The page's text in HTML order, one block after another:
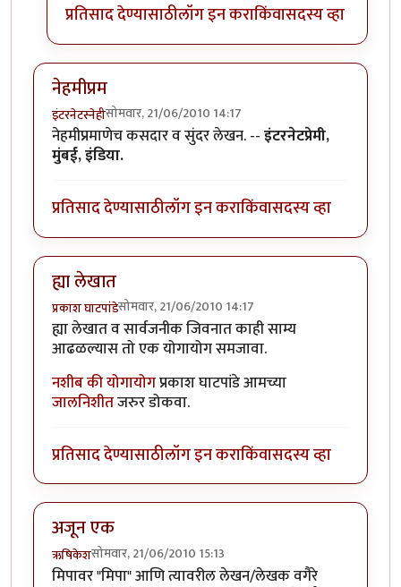
प्रतिसाद देण्यासाठीलॉग इन कराकिंवासदस्य व्हा
नेहमीप्रम
इंटरनेटस्नेहीसोमवार, 21/06/2010 14:17
नेहमीप्रमाणेच कसदार व सुंदर लेखन. --इंटरनेटप्रेमी,
मुंबई, इंडिया.
प्रतिसाद देण्यासाठीलॉग इन कराकिंवासदस्य व्हा
ह्या लेखात
प्रकाश घाटपांडेसोमवार, 21/06/2010 14:17
ह्या लेखात व सार्वजनीक जिवनात काही साम्य
आढळल्यास तो एक योगायोग समजावा.
नशीब की योगायोगप्रकाश घाटपांडे आमच्या
जालनिशीतजरुर डोकवा.
प्रतिसाद देण्यासाठीलॉग इन कराकिंवासदस्य व्हा
अजून एक
ऋषिकेशसोमवार, 21/06/2010 15:13
मिपावर "मिपा" आणि त्यावरील लेखन/लेखक वगैरे